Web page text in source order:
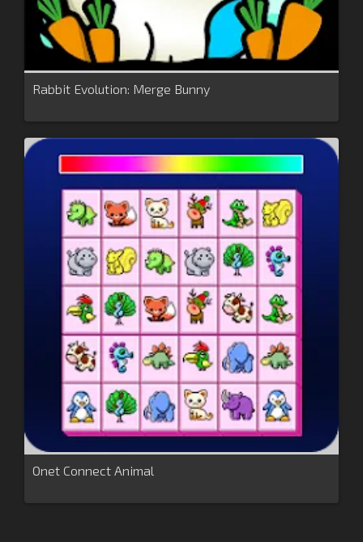
Rabbit Evolution: Merge Bunny
Onet Connect Animal